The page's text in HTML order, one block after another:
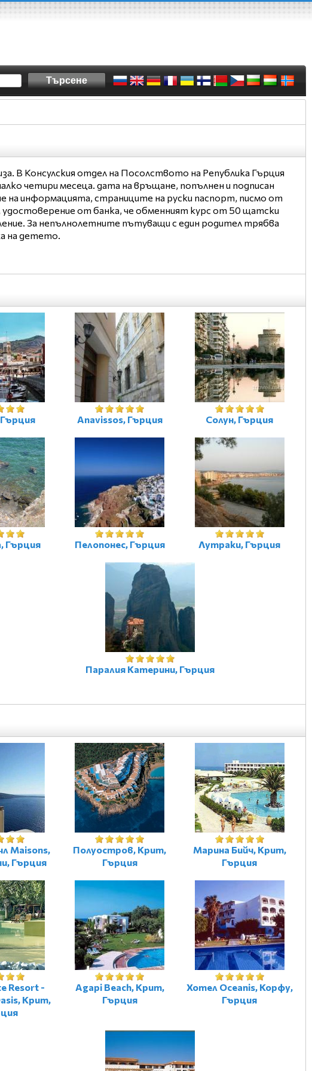
В Консулския отдел на Посолството на Република Гърция
четири месеца. дата на връщане, попълнен и подписан
на информацията, страниците на руски паспорт, писмо от
удостоверение от банка, че обменният курс от 50 щатски
За непълнолетните пътуващи с един родител трябва
на детето.
Anavissos, Гърция Солун, Гърция
Гърция Пелопонес, Гърция Лутраки, Гърция
Паралия Катерини, Гърция
Maisons,
Гърция
Полуостров, Крит,
Гърция
Марина Бийч, Крит,
Гърция
Resort -
Крит,
Agapi Beach, Крит,
Гърция
Хотел Oceanis, Корфу,
Гърция